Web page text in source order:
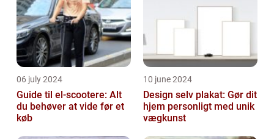
06 july 2024
Guide til el-scootere: Alt
du behøver at vide før et
køb
10 june 2024
Design selv plakat: Gør dit
hjem personligt med unik
vægkunst